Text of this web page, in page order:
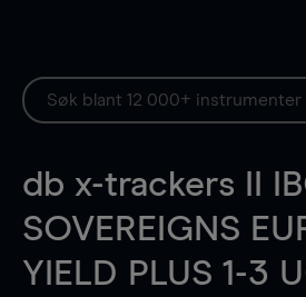
db x-trackers II
SOVEREIGNS
YIELD PLUS 1-3